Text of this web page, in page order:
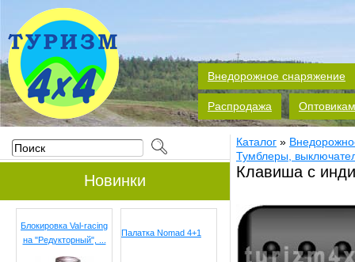
Внедорожное снаряжение
Распродажа Оптовикам
Новинки
Блокировка Val-racing
на "Редукторный", ...
Палатка Nomad 4+1
Каталог »
Тумблеры,
Клавиша с